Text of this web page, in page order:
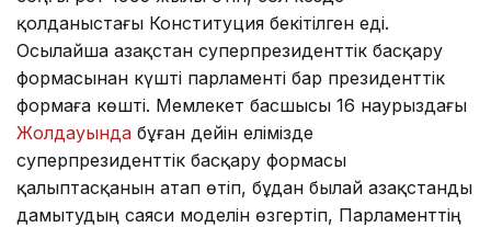
қолданыстағы Конституция бекітілген еді.
Осылайша Қазақстан суперпрезиденттік басқару
формасынан күшті парламенті бар президенттік
формаға көшті. Мемлекет басшысы 16 наурыздағы
Жолдауында бұған дейін елімізде
суперпрезиденттік басқару формасы
қалыптасқанын атап өтіп, бұдан былай Қазақстанды
дамытудың саяси моделін өзгертіп, Парламенттің